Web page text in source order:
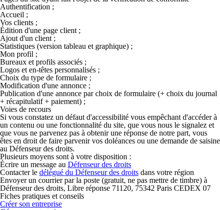
Authentification ;
Accueil ;
Vos clients ;
Édition d'une page client ;
Ajout d'un client ;
Statistiques (version tableau et graphique) ;
Mon profil ;
Bureaux et profils associés ;
Logos et en-têtes personnalisés ;
Choix du type de formulaire ;
Modification d'une annonce ;
Publication d'une annonce par choix de formulaire (+ choix du journal
+ récapitulatif + paiement) ;
Voies de recours
Si vous constatez un défaut d'accessibilité vous empêchant d'accéder à
un contenu ou une fonctionnalité du site, que vous nous le signalez et
que vous ne parvenez pas à obtenir une réponse de notre part, vous
êtes en droit de faire parvenir vos doléances ou une demande de saisine
au Défenseur des droits.
Plusieurs moyens sont à votre disposition :
Écrire un message au Défenseur des droits
Contacter le délégué du Défenseur des droits dans votre région
Envoyer un courrier par la poste (gratuit, ne pas mettre de timbre) à
Défenseur des droits, Libre réponse 71120, 75342 Paris CEDEX 07
Fiches pratiques et conseils
Créer son entreprise